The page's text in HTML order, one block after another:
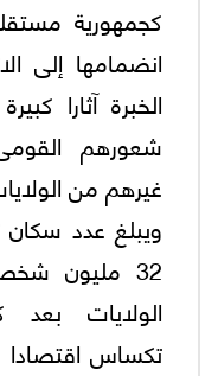
كجمهورية
انضمامها إلى
الخبرة آثارا
شعورهم
غيرهم من
ويبلغ عدد
32 مليون
الولايات بعد
تكساس